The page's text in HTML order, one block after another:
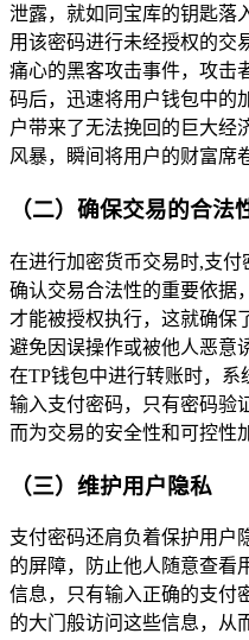
泄露，就如同宝库的钥匙落
用该密码进行未经授权的交
痛心的黑客攻击事件，攻击
码后，迅速将用户钱包中的
户带来了无法挽回的巨大经
风暴，瞬间将用户的财富席
（二）确保交易的合法
在进行加密货币交易时,支
确认交易合法性的重要依据
才能被授权执行，这就确保
避免因误操作或被他人恶意
在TP钱包中进行转账时，
输入支付密码，只有密码验
而为交易的安全性和可控性
（三）维护用户隐私
支付密码还肩负着保护用户
的屏障，防止他人随意查看
信息，只有输入正确的支付
的大门般访问这些信息，从